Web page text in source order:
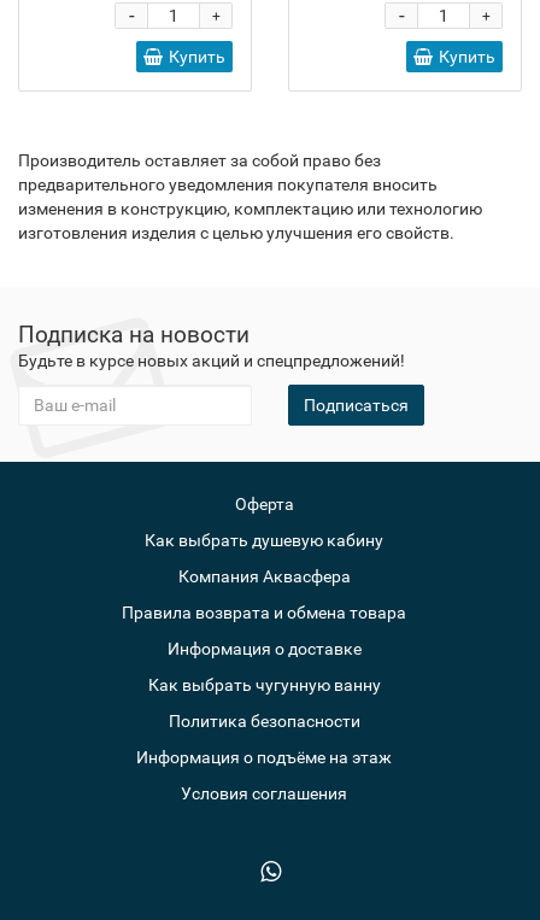
+
-
Купить
+
-
Купить
Производитель оставляет за собой право без
предварительного уведомления покупателя вносить
изменения в конструкцию, комплектацию или технологию
изготовления изделия с целью улучшения его свойств.
Подписка на новости
Будьте в курсе новых акций и спецпредложений!
Подписаться
Оферта
Как выбрать душевую кабину
Компания Аквасфера
Правила возврата и обмена товара
Информация о доставке
Как выбрать чугунную ванну
Политика безопасности
Информация о подъёме на этаж
Условия соглашения